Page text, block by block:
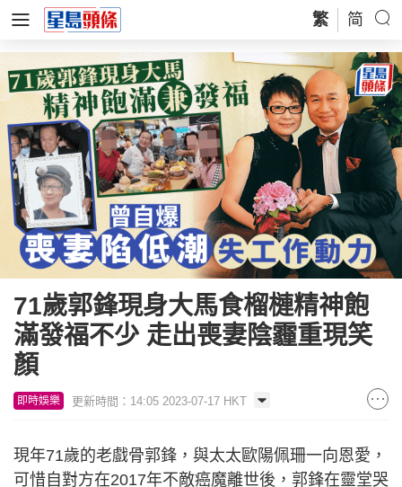
繁 简
71歲郭鋒現身大馬食榴槤精神飽
滿發福不少 走出喪妻陰霾重現笑
顏
即時娛樂 更新時間：14:05 2023-07-17 HKT
現年71歲的老戲骨郭鋒，與太太歐陽佩珊一向恩愛，
可惜自對方在2017年不敵癌魔離世後，郭鋒在靈堂哭